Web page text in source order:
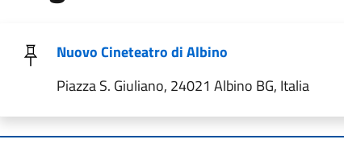
Nuovo Cineteatro di Albino
Piazza S. Giuliano, 24021 Albino BG, Italia